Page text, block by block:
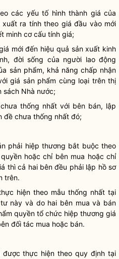
các yếu tố hình thành giá của
xuất ra tính theo giá đầu vào mới
minh cơ cấu tính giá;
mới đến hiệu quả sản xuất kinh
đời sống của người lao động
sản phẩm, khả năng chấp nhận
giá sản phẩm cùng loại trên thị
sách Nhà nước;
thống nhất với bên bán, lập
đề chưa thống nhất đó;
phải hiệp thương bắt buộc theo
quyềnhoặc chỉ bên mua hoặc chỉ
thì cả hai bên đều phải lập hồ sơ
trên.
hiện theo mẫu thống nhất tại
này và do hai bên mua và bán
quyền tổ chức hiệp thương giá
đối tác mua hoặc bán.
được thực hiện theo quy định tại